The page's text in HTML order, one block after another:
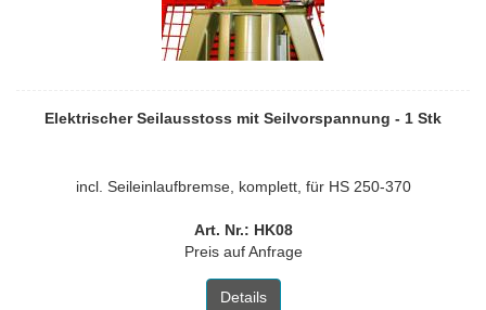
Elektrischer Seilausstoss mit Seilvorspannung - 1 Stk
incl. Seileinlaufbremse, komplett, für HS 250-370
Art. Nr.: HK08
Preis auf Anfrage
Details